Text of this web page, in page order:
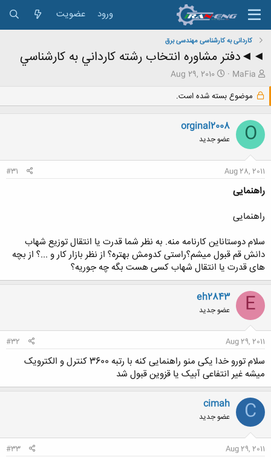
ورود عضویت
کاردانی به کارشناسی مهندسی برق
◄◄دفتر مشاوره انتخاب رشته كارداني به كارشناسي
ش
ع
ک
ن
ن
د
ه
م
ض
ع
MaFia
ت
ر
ی
ش
ر
ع
Aug 29, 2010
موضوع بسته شده است.
O
orginal2008
عضو جدید
Aug 28, 2011
#31
راهنمایی
راهنمایی
سلام دوستاناین کارنامه منه. به نظر شما قدرت یا انتقال توزیع شهاب
دانش قم قبول میشم؟راستی کدومش بهتره؟ از نظر بازار کار و ...؟ از بچه
های قدرت یا انتقال شهاب کسی هست بگه چه جوریه؟
E
eh2843
عضو جدید
Aug 29, 2011
#32
سلام تورو خدا یکی منو راهنمایی کنه با رتبه 3600 کنترل و الکترویک
میشه غیر انتفاعی آبیک یا قزوین قبول شد
C
cimah
عضو جدید
Aug 29, 2011
#33